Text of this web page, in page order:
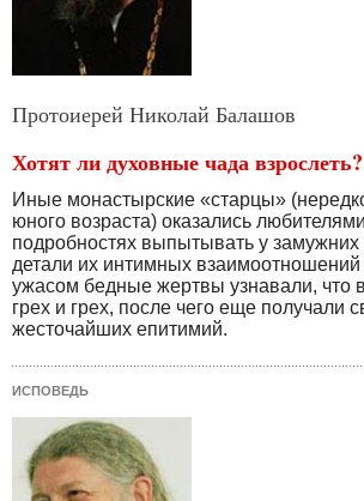
Протоиерей Николай Балашов
Хотят ли духовные чада взрослеть?
Иные монастырские «старцы»
юного возраста) оказались
подробностях выпытывать у
детали их интимных взаимоотношений
ужасом бедные жертвы узнавали, что
грех и грех, после чего еще получали
жесточайших епитимий.
ИСПОВЕДЬ